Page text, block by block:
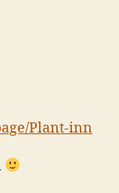
Plant-inn